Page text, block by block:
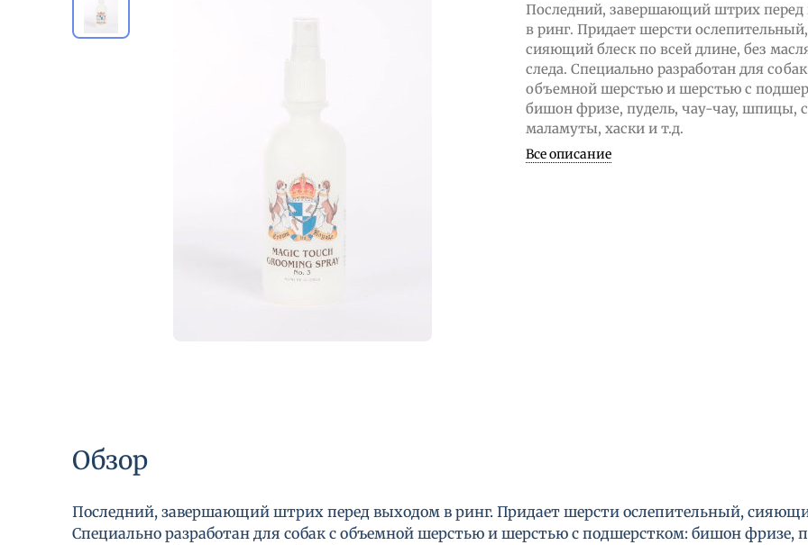
Последний, завершающий штрих
в ринг. Придает шерсти ослепительный,
сияющий блеск по всей длине, без
следа. Специально разработан для
объемной шерстью и шерстью с
бишон фризе, пудель, чау-чау, шпицы,
маламуты, хаски и т.д.
Все описание
Обзор
Последний, завершающий штрих перед выходом в ринг. Придает шерсти ослепительный, сияющий
Специально разработан для собак с объемной шерстью и шерстью с подшерстком: бишон